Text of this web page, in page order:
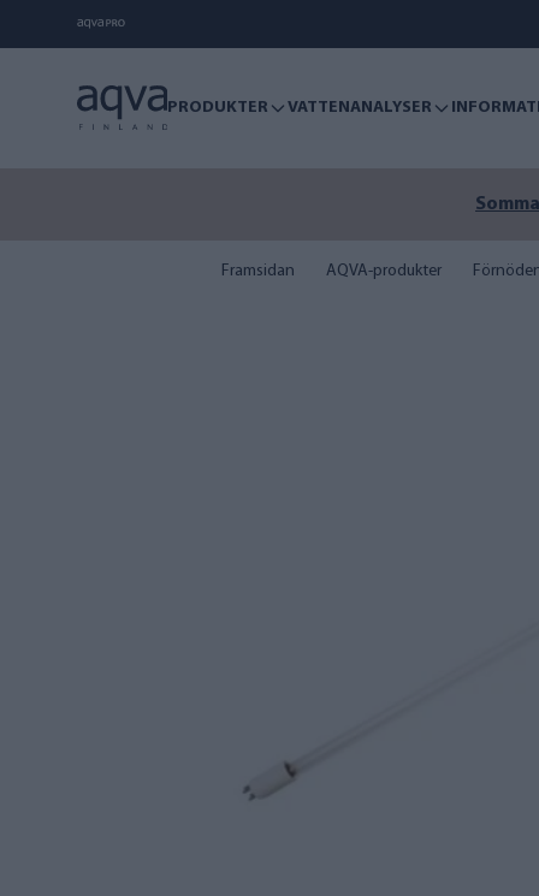
PRODUKTER VATTENANALYSER
Framsidan AQVA-produkter